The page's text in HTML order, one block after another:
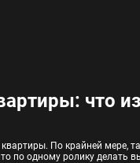
что
По крайней мере,
по одному ролику делать